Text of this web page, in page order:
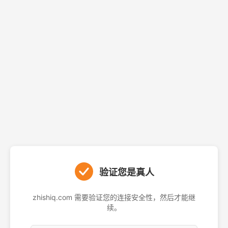
验证您是真人
zhishiq.com 需要验证您的连接安全性，然后才能继
续。